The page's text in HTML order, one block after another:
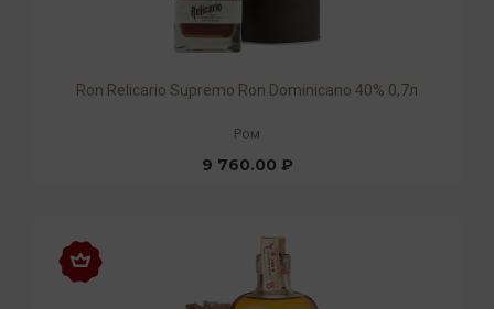
Ron Relicario Supremo Ron Dominicano 40% 0,7л
Ром
9 760.00 ₽